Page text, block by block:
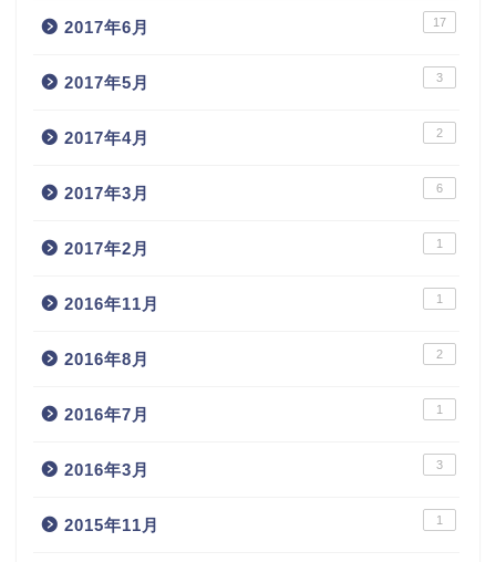
2017年6月 17
2017年5月 3
2017年4月 2
2017年3月 6
2017年2月 1
2016年11月 1
2016年8月 2
2016年7月 1
2016年3月 3
2015年11月 1